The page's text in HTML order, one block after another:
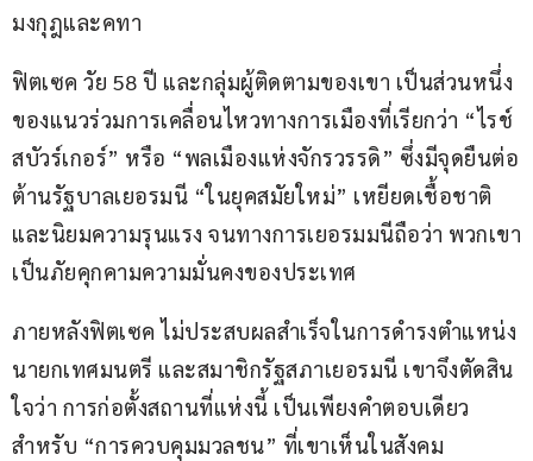
มงกุฎและคทา
ฟิตเซค วัย 58 ปี และกลุ่มผู้ติดตามของเขา เป็นส่วนหนึ่ง
ของแนวร่วมการเคลื่อนไหวทางการเมืองที่เรียกว่า “ไรช์
สบัวร์เกอร์” หรือ “พลเมืองแห่งจักรวรรดิ” ซึ่งมีจุดยืนต่อ
ต้านรัฐบาลเยอรมนี “ในยุคสมัยใหม่” เหยียดเชื้อชาติ
และนิยมความรุนแรง จนทางการเยอรมมนีถือว่า พวกเขา
เป็นภัยคุกคามความมั่นคงของประเทศ
ภายหลังฟิตเซค ไม่ประสบผลสำเร็จในการดำรงตำแหน่ง
นายกเทศมนตรี และสมาชิกรัฐสภาเยอรมนี เขาจึงตัดสิน
ใจว่า การก่อตั้งสถานที่แห่งนี้ เป็นเพียงคำตอบเดียว
สำหรับ “การควบคุมมวลชน” ที่เขาเห็นในสังคม